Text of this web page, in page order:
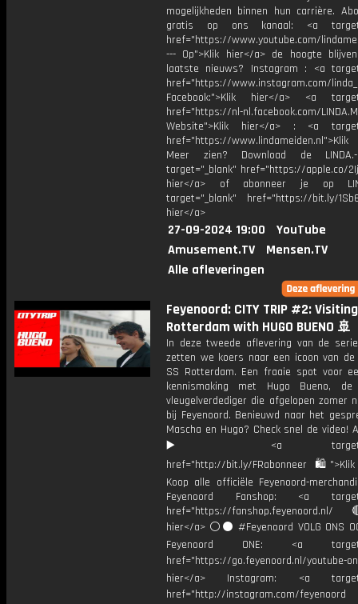
mogelijkheden binnen hun carrière.
gratis op ons kanaal: <a
href="https://www.youtube.com/
--- Op">Klik hier</a> de hoogte
laatste nieuws? Instagram : <a
href="https://www.instagram.com/
Facebook:">Klik hier</a> <a
href="https://nl-nl.facebook.com/
Website">Klik hier</a> : <a
href="https://
Meer zien? Download de
target="_blank" href="https://apple.co/
hier</a> of abonneer je op
target="_blank" href="https://bit.ly/
hier</a>
27-09-2024 19:00
YouTube
Amusement.TV
Mensen.TV
Alle afleveringen
Feyenoord: CITY TRIP #2:
Rotterdam with HUGO BUENO 🚢
In deze tweede aflevering van de
zetten we koers naar een icoon van
SS Rotterdam. Een fraaie spot voor
kennismaking met Hugo Bueno, de
vleugelverdediger die afgelopen zomer
bij Feyenoord. Benieuwd naar het
Mascha en Hugo? Check snel de video!
▶️ <a
href="http://bit.ly/FRabonneer
Koop alle officiële Feyenoord-
Feyenoord Fanshop: <a
href="https://
hier</a> ⚪️⚫ #Feyenoord VOLG ONS
Feyenoord ONE: <a
href="https://go.feyenoord.nl/youtube-
hier</a> Instagram: <a
href="http://instagram.com/